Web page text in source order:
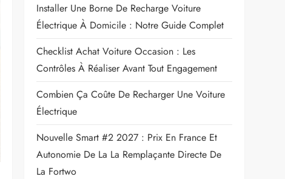
Installer Une Borne De Recharge Voiture
Électrique À Domicile : Notre Guide Complet
Checklist Achat Voiture Occasion : Les
Contrôles À Réaliser Avant Tout Engagement
Combien Ça Coûte De Recharger Une Voiture
Électrique
Nouvelle Smart #2 2027 : Prix En France Et
Autonomie De La La Remplaçante Directe De
La Fortwo